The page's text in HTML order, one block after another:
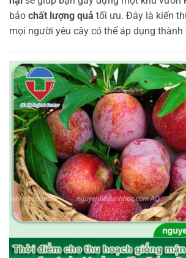
bảo chất lượng quả tối ưu. Đây là kiến
mọi người yêu cây có thể áp dụng thành